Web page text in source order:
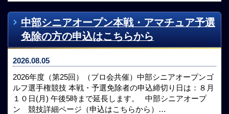
中部シニアオープン本戦・アマチュア予選
免除の方の申込はこちらから
2026.08.05
2026年度（第25回）（プロ会共催）中部シニアオープンゴ
ルフ選手権競技 本戦・予選免除者の申込締切り日は：８月
１０日(月) 午後5時まで延長します。 中部シニアオープ
ン 競技詳細ページ（申込はこちらから）…